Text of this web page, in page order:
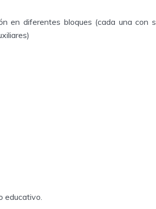
en diferentes bloques (cada una con
educativo.